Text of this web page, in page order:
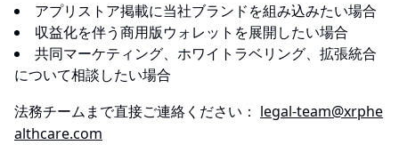
アプリストア掲載に当社ブランドを組み込みたい場合
収益化を伴う商用版ウォレットを展開したい場合
共同マーケティング、ホワイトラベリング、拡張統合
について相談したい場合
法務チームまで直接ご連絡ください： legal-team@xrphe
althcare.com